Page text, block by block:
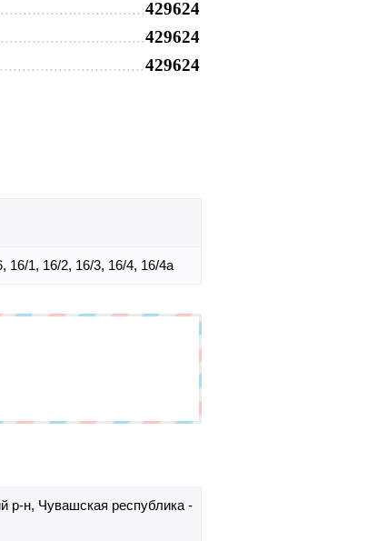
429624
429624
429624
16/1, 16/2, 16/3, 16/4, 16/4а
р-н, Чувашская республика -